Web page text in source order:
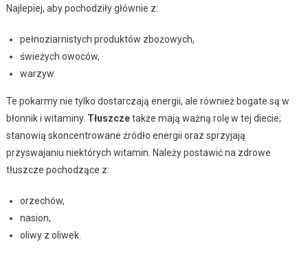
Najlepiej, aby pochodziły głównie z:
pełnoziarnistych produktów zbożowych,
świeżych owoców,
warzyw.
Te pokarmy nie tylko dostarczają energii, ale również bogate są w
błonnik i witaminy. Tłuszczetakże mają ważną rolę w tej diecie;
stanowią skoncentrowane źródło energii oraz sprzyjają
przyswajaniu niektórych witamin. Należy postawić na zdrowe
tłuszcze pochodzące z:
orzechów,
nasion,
oliwy z oliwek.